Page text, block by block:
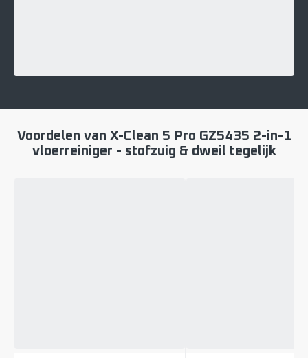
Voordelen van X-Clean 5 Pro GZ5435 2-in-1
vloerreiniger - stofzuig & dweil tegelijk